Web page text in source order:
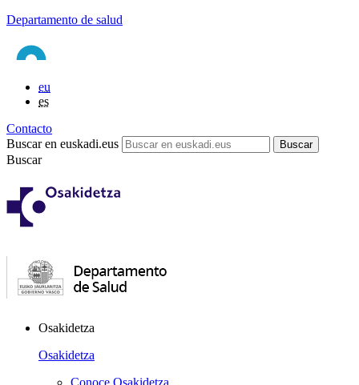
Departamento de salud
eu
es
Contacto
Buscar en euskadi.eus
Buscar
Osakidetza
Osakidetza
Conoce Osakidetza